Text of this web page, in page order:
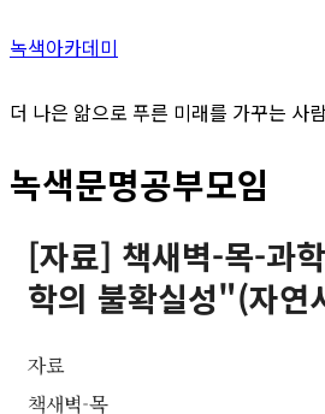
녹색아카데미
더 나은 앎으로 푸른 미래를 가꾸는 사
녹색문명공부모임
[자료] 책새벽-목-과
학의 불확실성"(자연
자료
책새벽-목